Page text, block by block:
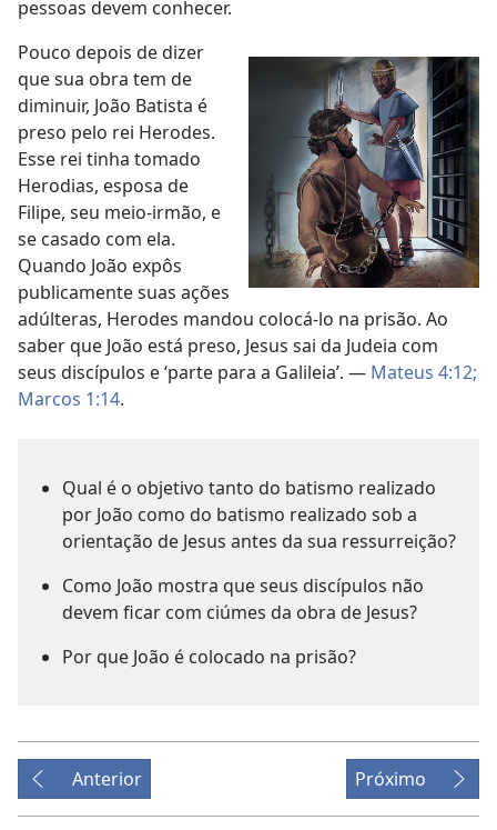
pessoas devem conhecer.
Pouco depois de dizer
que sua obra tem de
diminuir, João Batista é
preso pelo rei Herodes.
Esse rei tinha tomado
Herodias, esposa de
Filipe, seu meio-irmão, e
se casado com ela.
Quando João expôs
publicamente suas ações
adúlteras, Herodes mandou colocá-lo na prisão. Ao
saber que João está preso, Jesus sai da Judeia com
seus discípulos e ‘parte para a Galileia’. — Mateus 4:12;
Marcos 1:14.
Qual é o objetivo tanto do batismo realizado
por João como do batismo realizado sob a
orientação de Jesus antes da sua ressurreição?
Como João mostra que seus discípulos não
devem ficar com ciúmes da obra de Jesus?
Por que João é colocado na prisão?
Anterior Próximo